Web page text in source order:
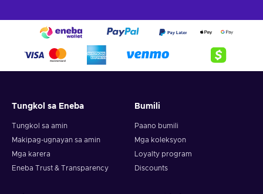
Tungkol sa Eneba
Tungkol sa amin
Makipag-ugnayan sa amin
Mga karera
Eneba Trust & Transparency
Bumili
Paano bumili
Mga koleksyon
Loyalty program
Discounts